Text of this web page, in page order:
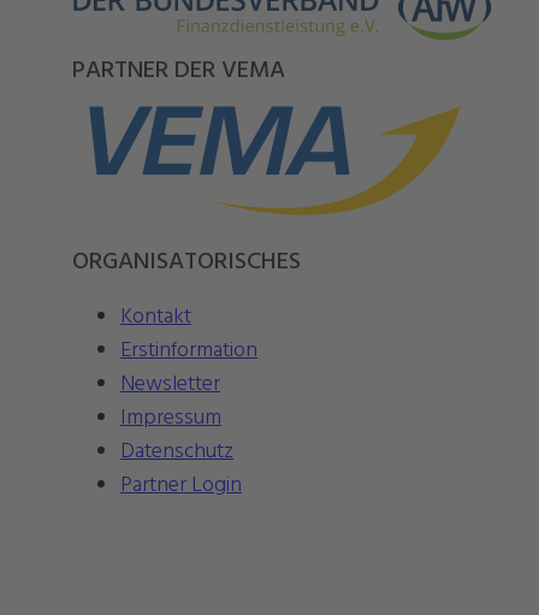
PARTNER DER VEMA
ORGANISATORISCHES
Kontakt
Erstinformation
Newsletter
Impressum
Datenschutz
Partner Login